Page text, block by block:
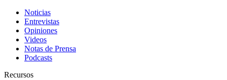
Noticias
Entrevistas
Opiniones
Videos
Notas de Prensa
Podcasts
Recursos